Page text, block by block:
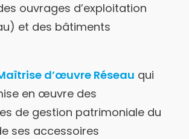
ouvrages d’exploitation
et des bâtiments
d’œuvre Réseau qui
en œuvre des
de gestion patrimoniale du
ses accessoires